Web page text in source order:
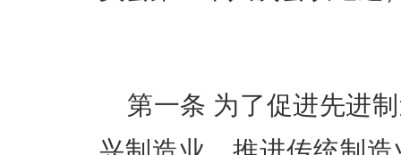
第一条 为了促进先进